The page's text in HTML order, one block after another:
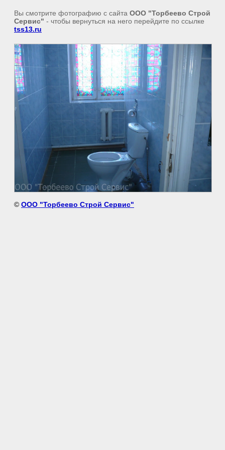
Вы смотрите фотографию с сайта ООО "Торбеево Строй
Сервис" - чтобы вернуться на него перейдите по ссылке
tss13.ru
© ООО "Торбеево Строй Сервис"